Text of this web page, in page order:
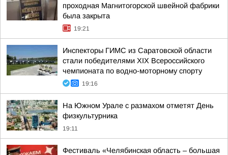
проходная Магнитогорской швейной фабрики
была закрыта
19:21
Инспекторы ГИМС из Саратовской области
стали победителями XIX Всероссийского
чемпионата по водно-моторному спорту
19:16
На Южном Урале с размахом отметят День
физкультурника
19:11
Фестиваль «Челябинская область – большая